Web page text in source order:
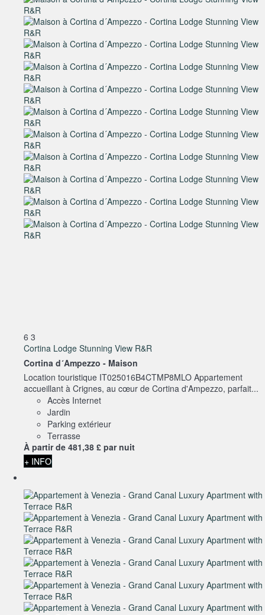
6 3
Cortina Lodge Stunning View R&R
Cortina d´Ampezzo - Maison
Location touristique IT025016B4CTMP8MLO Appartement
accueillant à Crignes, au cœur de Cortina d'Ampezzo, parfait...
Accès Internet
Jardin
Parking extérieur
Terrasse
À partir de 481,38 £ par nuit
+ INFO